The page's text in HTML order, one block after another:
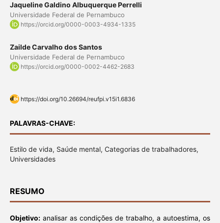
Jaqueline Galdino Albuquerque Perrelli
Universidade Federal de Pernambuco
https://orcid.org/0000-0003-4934-1335
Zailde Carvalho dos Santos
Universidade Federal de Pernambuco
https://orcid.org/0000-0002-4462-2683
https://doi.org/10.26694/reufpi.v15i1.6836
PALAVRAS-CHAVE:
Estilo de vida, Saúde mental, Categorias de trabalhadores,
Universidades
RESUMO
Objetivo:analisar as condições de trabalho, a autoestima, os